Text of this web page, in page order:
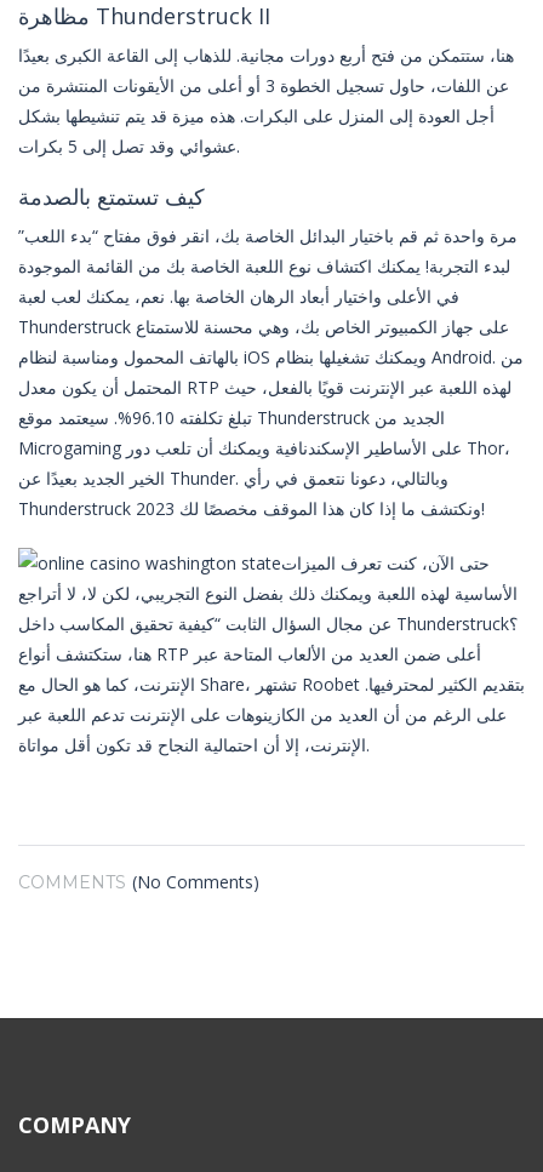
مظاهرة Thunderstruck II
هنا، ستتمكن من فتح أربع دورات مجانية. للذهاب إلى القاعة الكبرى بعيدًا
عن اللفات، حاول تسجيل الخطوة 3 أو أعلى من الأيقونات المنتشرة من
أجل العودة إلى المنزل على البكرات. هذه ميزة قد يتم تنشيطها بشكل
عشوائي وقد تصل إلى 5 بكرات.
كيف تستمتع بالصدمة
مرة واحدة ثم قم باختيار البدائل الخاصة بك، انقر فوق مفتاح “بدء اللعب”
لبدء التجربة! يمكنك اكتشاف نوع اللعبة الخاصة بك من القائمة الموجودة
في الأعلى واختيار أبعاد الرهان الخاصة بها. نعم، يمكنك لعب لعبة
Thunderstruck على جهاز الكمبيوتر الخاص بك، وهي محسنة للاستمتاع
بالهاتف المحمول ومناسبة لنظام iOS ويمكنك تشغيلها بنظام Android. من
المحتمل أن يكون معدل RTP لهذه اللعبة عبر الإنترنت قويًا بالفعل، حيث
تبلغ تكلفته 96.10%. سيعتمد موقع Thunderstruck الجديد من
Microgaming على الأساطير الإسكندنافية ويمكنك أن تلعب دور Thor،
الخير الجديد بعيدًا عن Thunder. وبالتالي، دعونا نتعمق في رأي
Thunderstruck 2023 ونكتشف ما إذا كان هذا الموقف مخصصًا لك!
حتى الآن، كنت تعرف الميزات
الأساسية لهذه اللعبة ويمكنك ذلك بفضل النوع التجريبي، لكن لا، لا أتراجع
عن مجال السؤال الثابت “كيفية تحقيق المكاسب داخل Thunderstruck؟
هنا، ستكتشف أنواع RTP أعلى ضمن العديد من الألعاب المتاحة عبر
الإنترنت، كما هو الحال مع Share، تشتهر Roobet بتقديم الكثير لمحترفيها.
على الرغم من أن العديد من الكازينوهات على الإنترنت تدعم اللعبة عبر
الإنترنت، إلا أن احتمالية النجاح قد تكون أقل مواتاة.
COMMENTS (No Comments)
COMPANY